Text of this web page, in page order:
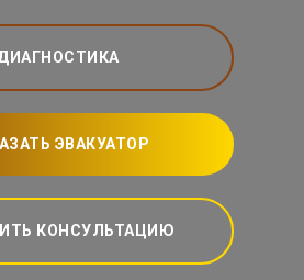
ЭВАКУАТОР
КОНСУЛЬТАЦИЮ